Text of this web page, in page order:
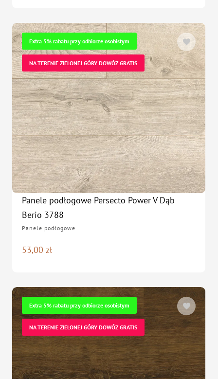
Extra 5% rabatu przy odbiorze osobistym
NA TERENIE ZIELONEJ GÓRY DOWÓZ GRATIS
Panele podłogowe Persecto Power V Dąb
Berio 3788
Panele podłogowe
zł
53,00
Extra 5% rabatu przy odbiorze osobistym
NA TERENIE ZIELONEJ GÓRY DOWÓZ GRATIS